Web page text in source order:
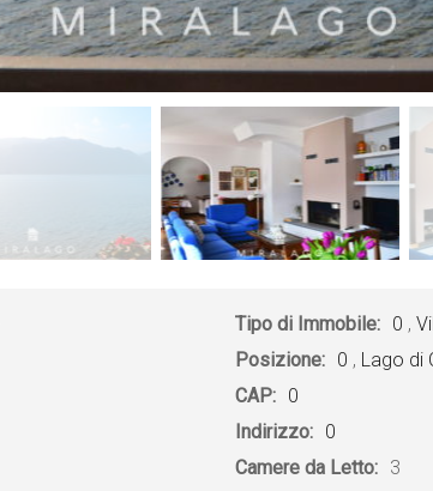
Tipo di Immobile: 0 ,
Posizione: 0 , Lago di
CAP: 0
Indirizzo: 0
Camere da Letto: 3